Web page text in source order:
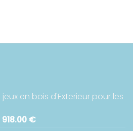
383.00 €
en bois d'Exterieur pour les
918.00 €Plage